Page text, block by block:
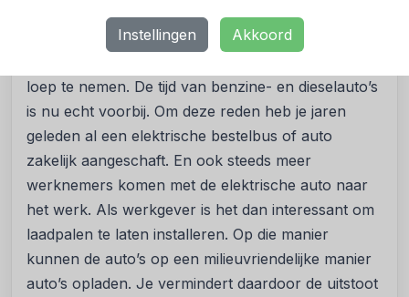
Instellingen Akkoord
Laat laadpalen installeren
loep te nemen. De tijd van benzine- en dieselauto’s
is nu echt voorbij. Om deze reden heb je jaren
geleden al een elektrische bestelbus of auto
zakelijk aangeschaft. En ook steeds meer
werknemers komen met de elektrische auto naar
het werk. Als werkgever is het dan interessant om
laadpalen te laten installeren. Op die manier
kunnen de auto’s op een milieuvriendelijke manier
auto’s opladen. Je vermindert daardoor de uitstoot